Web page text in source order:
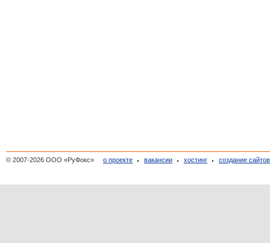
© 2007-2026 ООО «РуФокс» о проекте вакансии хостинг создание сайтов